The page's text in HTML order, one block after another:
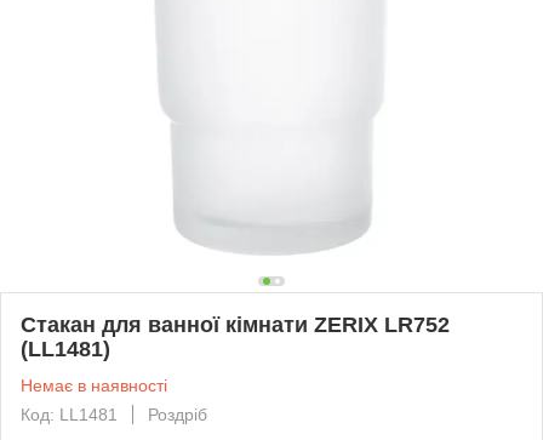
Стакан для ванної кімнати ZERIX LR752
(LL1481)
Немає в наявності
Код: LL1481
Роздріб